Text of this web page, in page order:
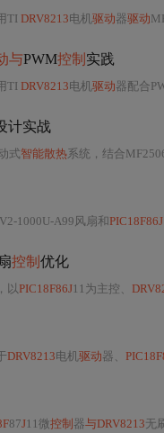
TI DRV8213电机驱动器驱动
与PWM控制 实践
TI DRV8213电机驱动器配合
计实战
式智能散热系统，结合
1000U-A99风扇和PIC18F86J
控制 优化
以PIC18F86J11为主控、
DRV8213电机驱动器、
87J11微控制 器与DRV8213无